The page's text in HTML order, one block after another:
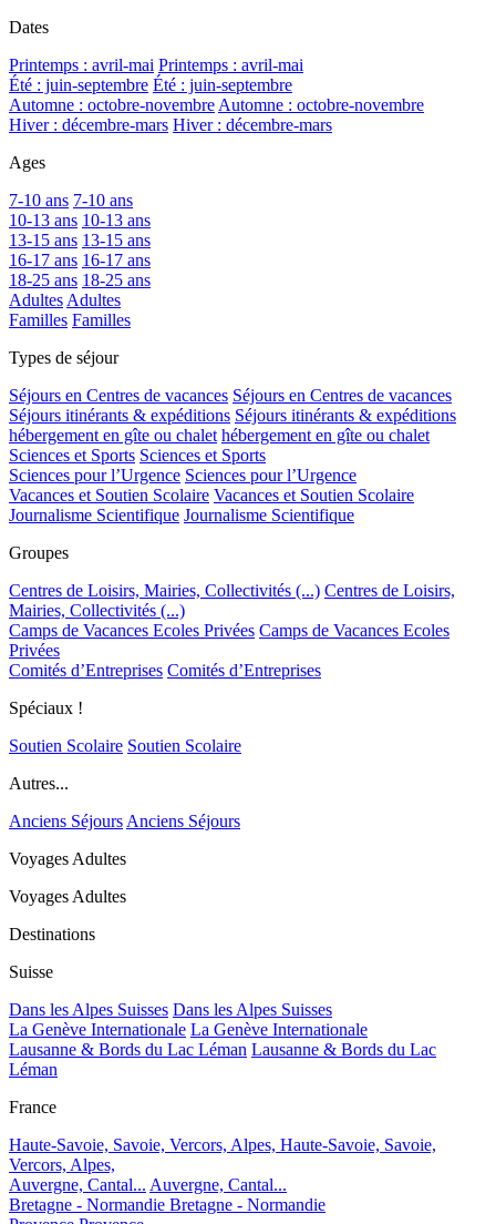
Dates
Printemps : avril-mai Printemps : avril-mai
Été : juin-septembre Été : juin-septembre
Automne : octobre-novembre Automne : octobre-novembre
Hiver : décembre-mars Hiver : décembre-mars
Ages
7-10 ans 7-10 ans
10-13 ans 10-13 ans
13-15 ans 13-15 ans
16-17 ans 16-17 ans
18-25 ans 18-25 ans
Adultes Adultes
Familles Familles
Types de séjour
Séjours en Centres de vacances Séjours en Centres de vacances
Séjours itinérants & expéditions Séjours itinérants & expéditions
hébergement en gîte ou chalet hébergement en gîte ou chalet
Sciences et Sports Sciences et Sports
Sciences pour l’Urgence Sciences pour l’Urgence
Vacances et Soutien Scolaire Vacances et Soutien Scolaire
Journalisme Scientifique Journalisme Scientifique
Groupes
Centres de Loisirs, Mairies, Collectivités (...) Centres de Loisirs,
Mairies, Collectivités (...)
Camps de Vacances Ecoles Privées Camps de Vacances Ecoles
Privées
Comités d’Entreprises Comités d’Entreprises
Spéciaux !
Soutien Scolaire Soutien Scolaire
Autres...
Anciens Séjours Anciens Séjours
Voyages Adultes
Voyages Adultes
Destinations
Suisse
Dans les Alpes Suisses Dans les Alpes Suisses
La Genève Internationale La Genève Internationale
Lausanne & Bords du Lac Léman Lausanne & Bords du Lac
Léman
France
Haute-Savoie, Savoie, Vercors, Alpes, Haute-Savoie, Savoie,
Vercors, Alpes,
Auvergne, Cantal... Auvergne, Cantal...
Bretagne - Normandie Bretagne - Normandie